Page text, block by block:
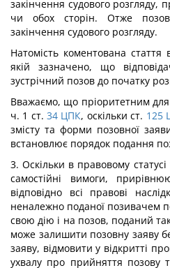
закінчення судового розгляду,
чи обох сторін. Отже
закінчення судового розгляду.
Натомість коментована стаття
якій зазначено, що
зустрічний позов до початку
Вважаємо, що пріоритетним
ч. 1 ст. 34 ЦПК, оскільки ст. 125
змісту та форми позовної
встановлює порядок подання
3. Оскільки в правовому
самостійні вимоги,
відповідно всі правові
неналежно поданої позивачем
свою дію і на позов, поданий
може залишити позовну заяву
заяву, відмовити у відкритті
ухвалу про прийняття позову